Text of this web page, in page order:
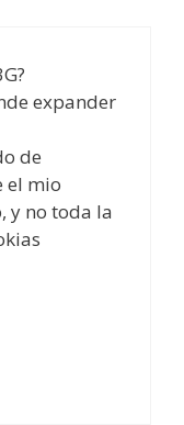
expander
de
el mio
y no toda la